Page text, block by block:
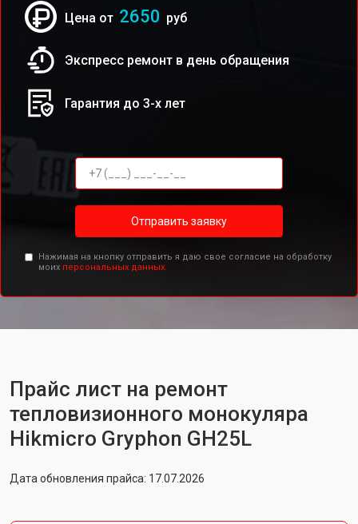
Цена от 2650 руб
Экспресс ремонт в день обращения
Гарантия до 3-х лет
Отправить заявку
Нажимая на кнопку отправить я даю свое согласие на обработку
моих персональных данных.
Прайс лист на ремонт
тепловизионного монокуляра
Hikmicro Gryphon GH25L
Дата обновления прайса: 17.07.2026